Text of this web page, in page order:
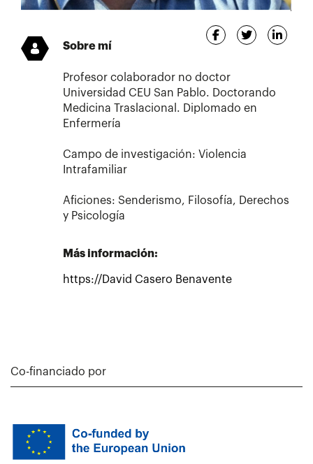
Sobre mí
Profesor colaborador no doctor
Universidad CEU San Pablo​. Doctorando
Medicina Traslacional. Diplomado en
Enfermería​
Campo de investigación​: Violencia
Intrafamiliar​
Aficiones: Senderismo​, Filosofía, Derechos​
y Psicología​
Más información:
https://David Casero Benavente​
Co-financiado por